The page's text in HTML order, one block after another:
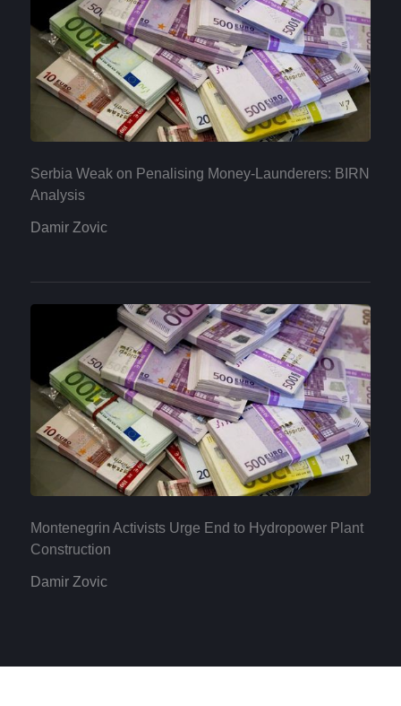
Serbia Weak on Penalising Money-Launderers: BIRN
Analysis
Damir Zovic
Montenegrin Activists Urge End to Hydropower Plant
Construction
Damir Zovic